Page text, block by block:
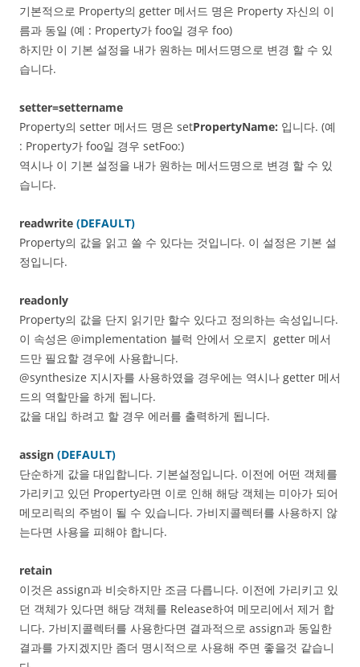
기본적으로 Property의 getter 메서드 명은 Property 자신의 이
름과 동일 (예 : Property가 foo일 경우 foo)
하지만 이 기본 설정을 내가 원하는 메서드명으로 변경 할 수 있
습니다.
setter=settername
Property의 setter 메서드 명은 setPropertyName: 입니다. (예
: Property가 foo일 경우 setFoo:)
역시나 이 기본 설정을 내가 원하는 메서드명으로 변경 할 수 있
습니다.
readwrite (DEFAULT)
Property의 값을 읽고 쓸 수 있다는 것입니다. 이 설정은 기본 설
정입니다.
readonly
Property의 값을 단지 읽기만 할수 있다고 정의하는 속성입니다.
이 속성은 @implementation 블럭 안에서 오로지 getter 메서
드만 필요할 경우에 사용합니다.
@synthesize 지시자를 사용하였을 경우에는 역시나 getter 메서
드의 역할만을 하게 됩니다.
값을 대입 하려고 할 경우 에러를 출력하게 됩니다.
assign (DEFAULT)
단순하게 값을 대입합니다. 기본설정입니다. 이전에 어떤 객체를
가리키고 있던 Property라면 이로 인해 해당 객체는 미아가 되어
메모리릭의 주범이 될 수 있습니다. 가비지콜렉터를 사용하지 않
는다면 사용을 피해야 합니다.
retain
이것은 assign과 비슷하지만 조금 다릅니다. 이전에 가리키고 있
던 객체가 있다면 해당 객체를 Release하여 메모리에서 제거 합
니다. 가비지콜렉터를 사용한다면 결과적으로 assign과 동일한
결과를 가지겠지만 좀더 명시적으로 사용해 주면 좋을것 같습니